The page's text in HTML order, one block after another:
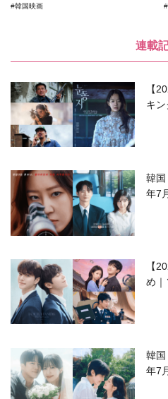
韓国映画
連載
【
キ
韓
年7
【
め｜
韓
年7